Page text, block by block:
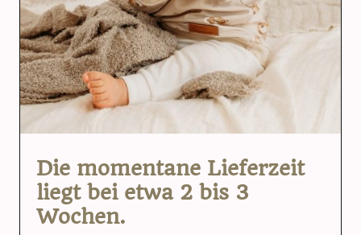
Die momentane Lieferzeit
liegt bei etwa 2 bis 3
Wochen.